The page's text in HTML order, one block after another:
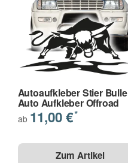
Autoaufkleber Stier Bulle
Auto Aufkleber Offroad
ab 11,00 €*
Zum Artikel